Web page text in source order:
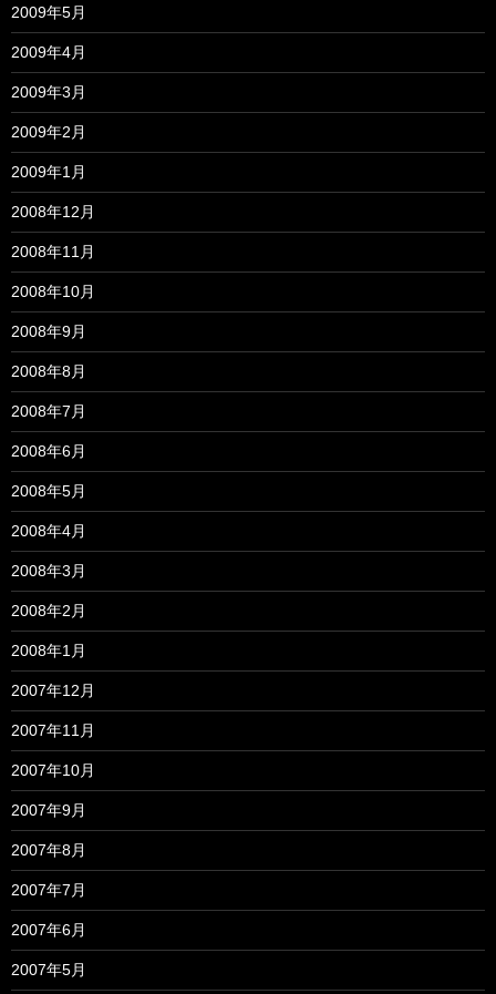
2009年5月
2009年4月
2009年3月
2009年2月
2009年1月
2008年12月
2008年11月
2008年10月
2008年9月
2008年8月
2008年7月
2008年6月
2008年5月
2008年4月
2008年3月
2008年2月
2008年1月
2007年12月
2007年11月
2007年10月
2007年9月
2007年8月
2007年7月
2007年6月
2007年5月